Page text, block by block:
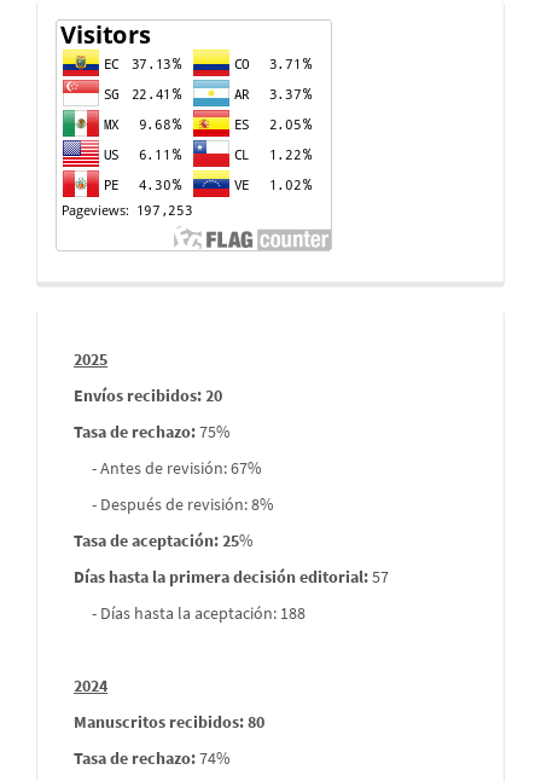
Contador
de
visitas
Informes
envios
2025
Envíos recibidos: 20
Tasa de rechazo:75%
- Antes de revisión: 67%
- Después de revisión: 8%
Tasa de aceptación: 25%
Días hasta la primera decisión editorial:57
- Días hasta la aceptación: 188
2024
Manuscritos recibidos: 80
Tasa de rechazo:74%